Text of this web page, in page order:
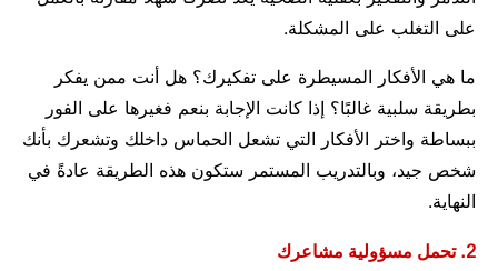
على التغلب على المشكلة.
ما هي الأفكار المسيطرة على تفكيرك؟ هل أنت ممن يفكر
بطريقة سلبية غالبًا؟ إذا كانت الإجابة بنعم فغيرها على الفور
ببساطة واختر الأفكار التي تشعل الحماس داخلك وتشعرك بأنك
شخص جيد، وبالتدريب المستمر ستكون هذه الطريقة عادةً في
النهاية.
2. تحمل مسؤولية مشاعرك